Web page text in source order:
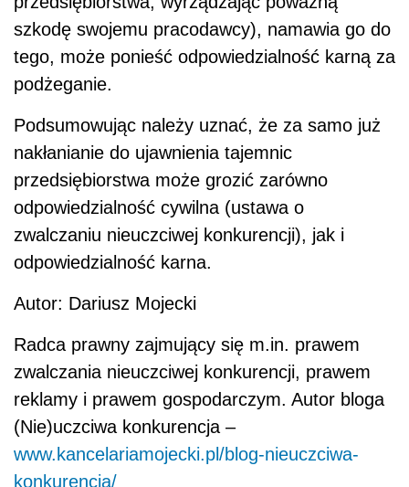
szkodę swojemu pracodawcy), namawia go do
tego, może ponieść odpowiedzialność karną za
podżeganie.
Podsumowując należy uznać, że za samo już
nakłanianie do ujawnienia tajemnic
przedsiębiorstwa może grozić zarówno
odpowiedzialność cywilna (ustawa o
zwalczaniu nieuczciwej konkurencji), jak i
odpowiedzialność karna.
Autor: Dariusz Mojecki
Radca prawny zajmujący się m.in. prawem
zwalczania nieuczciwej konkurencji, prawem
reklamy i prawem gospodarczym. Autor bloga
(Nie)uczciwa konkurencja –
www.kancelariamojecki.pl/blog-nieuczciwa-
konkurencja/